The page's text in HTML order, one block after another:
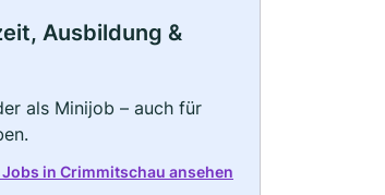
Ausbildung &
als Minijob – auch für
in Crimmitschau ansehen